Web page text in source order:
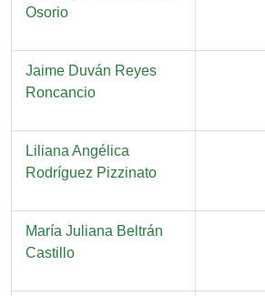
Osorio
Nombre
Jaime Duván Reyes
Roncancio
Nombre
Liliana Angélica
Rodríguez Pizzinato
Nombre
María Juliana Beltrán
Castillo